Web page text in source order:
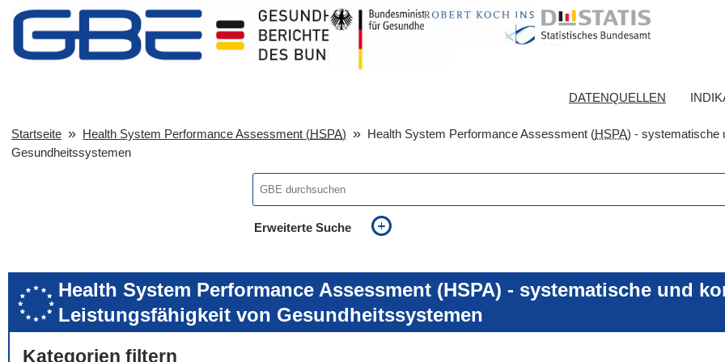
DATENQUELLEN
Startseite Health System Performance Assessment (HSPA) Health System Performance Assessment (HSPA) - systematische
Gesundheitssystemen
Erweiterte Suche
... genau diesen Ausdruck
auch ähnlich geschriebenes einbeziehen
Health System Performance Assessment (HSPA) - systematische und
Leistungsfähigkeit von Gesundheitssystemen
Kategorien filtern